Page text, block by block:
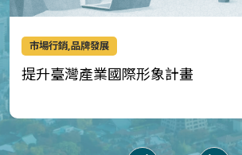
市場行銷,品牌發展
提升臺灣產業國際形象計畫